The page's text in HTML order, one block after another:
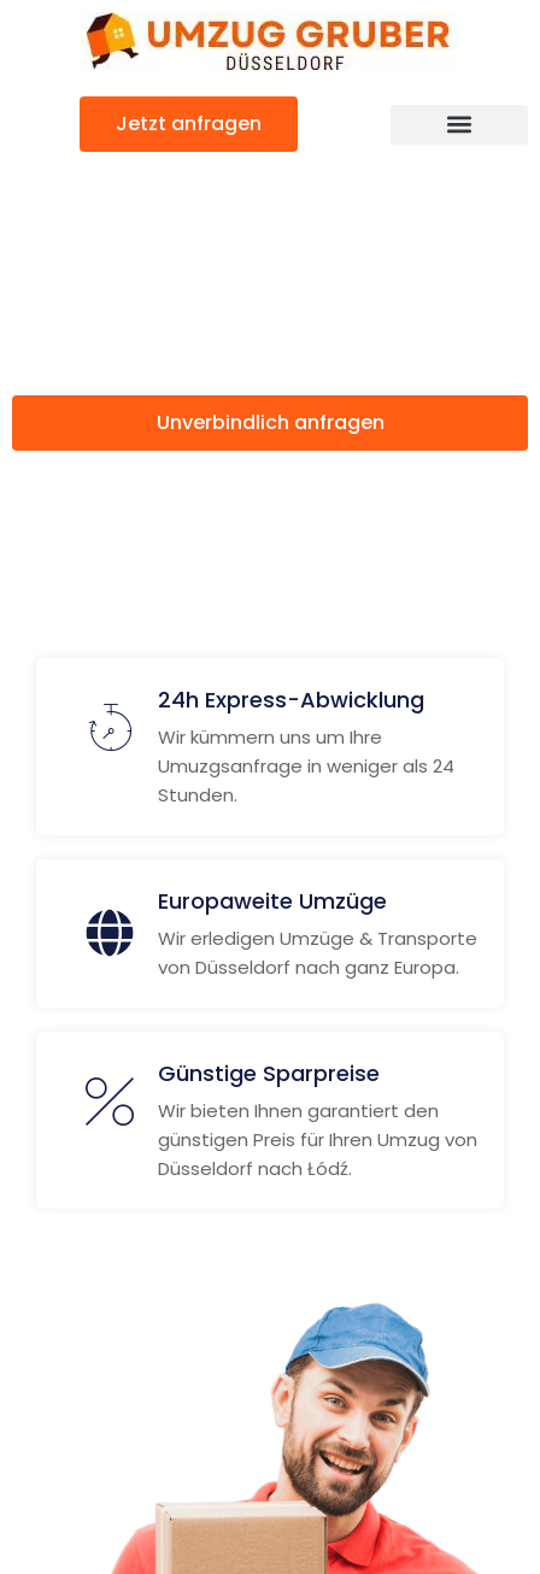
Jetzt anfragen
Unverbindlich anfragen
24h Express-Abwicklung
Wir kümmern uns um Ihre
Umuzgsanfrage in weniger als 24
Stunden.
Europaweite Umzüge
Wir erledigen Umzüge & Transporte
von Düsseldorf nach ganz Europa.
Günstige Sparpreise
Wir bieten Ihnen garantiert den
günstigen Preis für Ihren Umzug von
Düsseldorf nach Łódź.